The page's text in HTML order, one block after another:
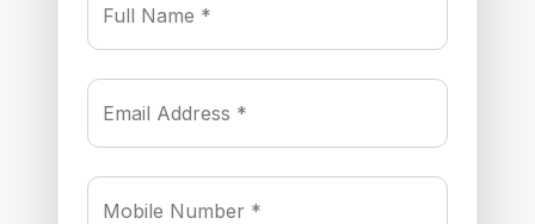
Full Name *
Email Address *
Mobile Number *